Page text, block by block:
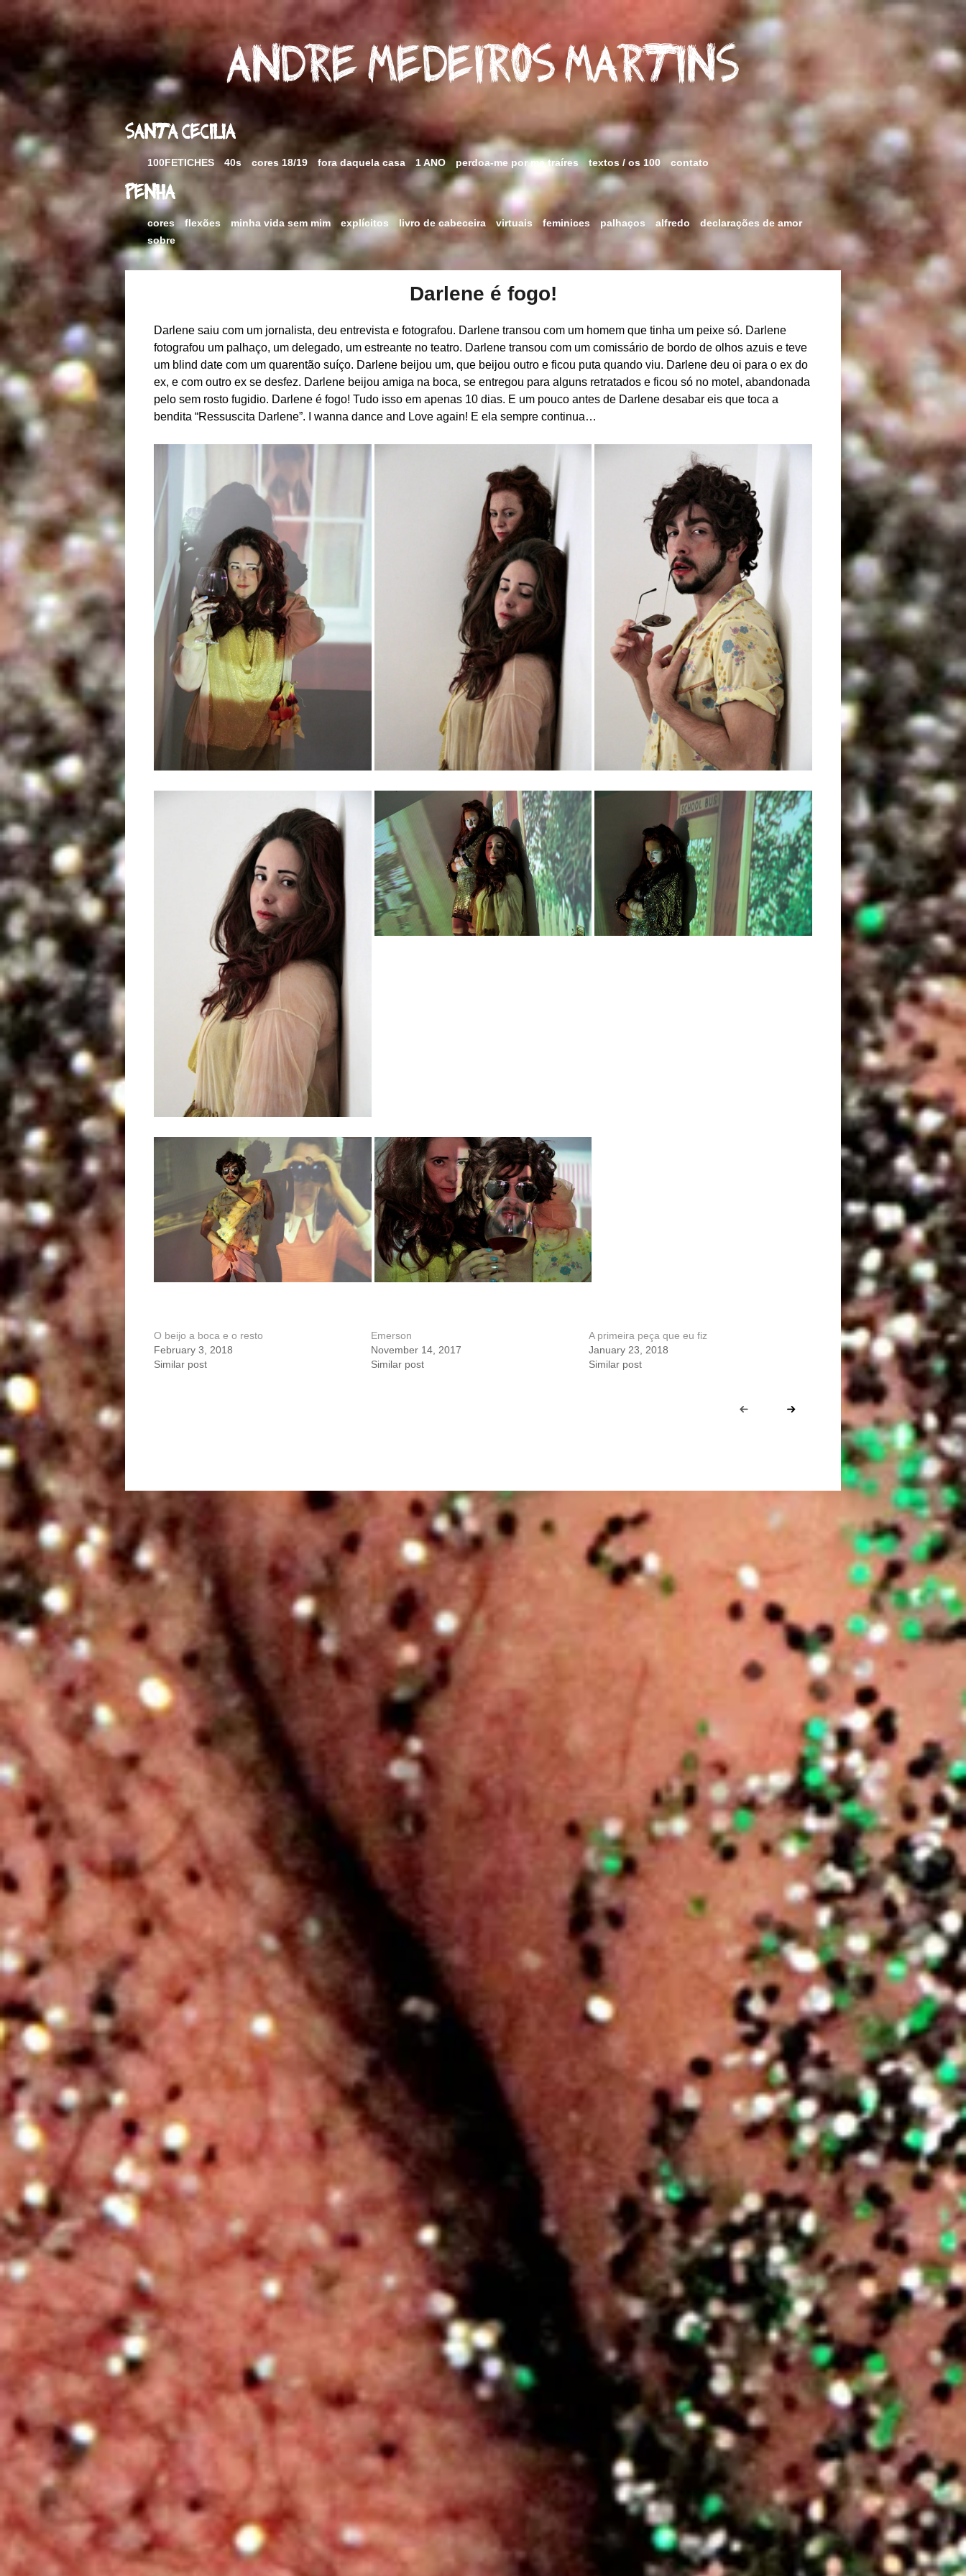
Skip
content
Andre Medeiros Martins
Santa Cecilia
100FETICHES 40s cores 18/19 fora daquela casa 1 ANO perdoa-me por me traíres textos / os 100 contato
Penha
cores flexões minha vida sem mim explícitos livro de cabeceira virtuais feminices palhaços alfredo
declarações de amor
sobre
Darlene é fogo!
Darlene saiu com um jornalista, deu entrevista e fotografou. Darlene transou com um homem que tinha um peixe só. Darlene
fotografou um palhaço, um delegado, um estreante no teatro. Darlene transou com um comissário de bordo de olhos azuis e teve
um blind date com um quarentão suíço. Darlene beijou um, que beijou outro e ficou puta quando viu. Darlene deu oi para o ex do
ex, e com outro ex se desfez. Darlene beijou amiga na boca, se entregou para alguns retratados e ficou só no motel, abandonada
pelo sem rosto fugidio. Darlene é fogo! Tudo isso em apenas 10 dias. E um pouco antes de Darlene desabar eis que toca a
bendita “Ressuscita Darlene”. I wanna dance and Love again! E ela sempre continua…
O beijo a boca e o resto
February 3, 2018
Similar post
Emerson
November 14, 2017
Similar post
A primeira peça que eu fiz
January 23, 2018
Similar post